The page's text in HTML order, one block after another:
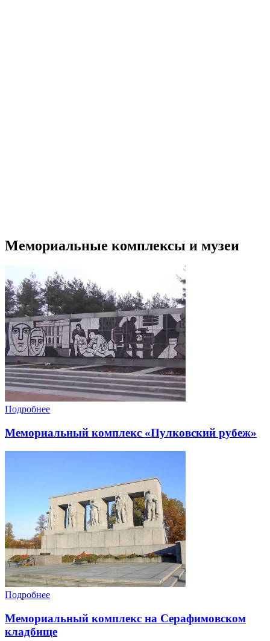
Мемориальные комплексы и музеи
Подробнее
Мемориальный комплекс «Пулковский рубеж»
Подробнее
Мемориальный комплекс на Серафимовском
кладбище